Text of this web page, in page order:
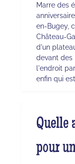
Marre des
en-Bugey,
Château-
d'un
devant des
l'endroit
enfin qui
Quelle
pour